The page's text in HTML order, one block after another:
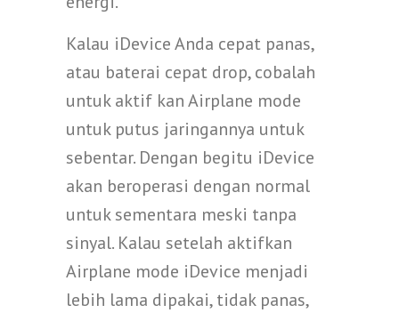
Kalau iDevice Anda cepat panas,
atau baterai cepat drop, cobalah
untuk aktif kan Airplane mode
untuk putus jaringannya untuk
sebentar. Dengan begitu iDevice
akan beroperasi dengan normal
untuk sementara meski tanpa
sinyal. Kalau setelah aktifkan
Airplane mode iDevice menjadi
lebih lama dipakai, tidak panas,